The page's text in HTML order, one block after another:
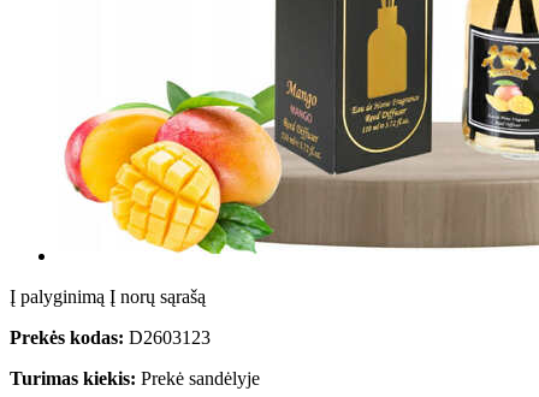
Į palyginimą Į norų sąrašą
Prekės kodas: D2603123
Turimas kiekis: Prekė sandėlyje